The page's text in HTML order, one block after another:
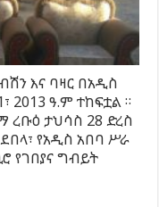
እና ባዛር በአዲስ
ዓ.ም ተከፍቷል ።
ረቡዕ ታህሳስ 28 ድረስ
የአዲስ አበባ ሥራ
የገበያና ግብይት